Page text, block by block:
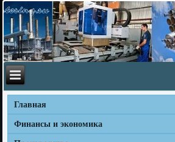
Главная
Финансы и экономика